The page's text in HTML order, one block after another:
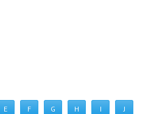
E F G H I J